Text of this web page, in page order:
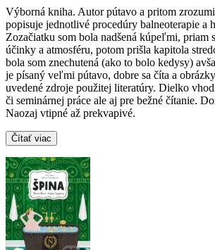
Výborná kniha. Autor pútavo a pritom
popisuje jednotlivé procedúry balneoterapie a
Zozačiatku som bola nadšená kúpeľmi, priam
účinky a atmosféru, potom prišla kapitola
bola som znechutená (ako to bolo kedysy)
je písaný veľmi pútavo, dobre sa číta a
uvedené zdroje použitej literatúry. Dielko
či seminárnej práce ale aj pre bežné čítanie.
Naozaj vtipné až prekvapivé.
Čítať viac